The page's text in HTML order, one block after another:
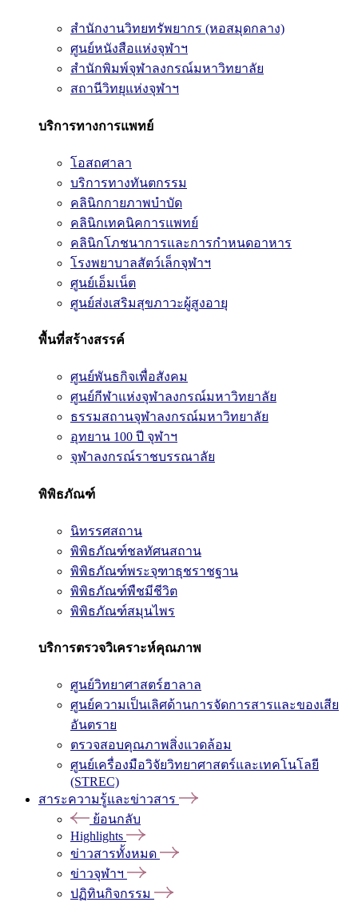
สำนักงานวิทยทรัพยากร (หอสมุดกลาง)
ศูนย์หนังสือแห่งจุฬาฯ
สำนักพิมพ์จุฬาลงกรณ์มหาวิทยาลัย
สถานีวิทยุแห่งจุฬาฯ
บริการทางการแพทย์
โอสถศาลา
บริการทางทันตกรรม
คลินิกกายภาพบำบัด
คลินิกเทคนิคการแพทย์
คลินิกโภชนาการและการกำหนดอาหาร
โรงพยาบาลสัตว์เล็กจุฬาฯ
ศูนย์เอ็มเน็ต
ศูนย์ส่งเสริมสุขภาวะผู้สูงอายุ
พื้นที่สร้างสรรค์
ศูนย์พันธกิจเพื่อสังคม
ศูนย์กีฬาแห่งจุฬาลงกรณ์มหาวิทยาลัย
ธรรมสถานจุฬาลงกรณ์มหาวิทยาลัย
อุทยาน 100 ปี จุฬาฯ
จุฬาลงกรณ์ราชบรรณาลัย
พิพิธภัณฑ์
นิทรรศสถาน
พิพิธภัณฑ์ชลทัศนสถาน
พิพิธภัณฑ์พระจุฑาธุชราชฐาน
พิพิธภัณฑ์พืชมีชีวิต
พิพิธภัณฑ์สมุนไพร
บริการตรวจวิเคราะห์คุณภาพ
ศูนย์วิทยาศาสตร์ฮาลาล
ศูนย์ความเป็นเลิศด้านการจัดการสารและของเสีย
อันตราย
ตรวจสอบคุณภาพสิ่งแวดล้อม
ศูนย์เครื่องมือวิจัยวิทยาศาสตร์และเทคโนโลยี
(STREC)
สาระความรู้และข่าวสาร
ย้อนกลับ
Highlights
ข่าวสารทั้งหมด
ข่าวจุฬาฯ
ปฏิทินกิจกรรม